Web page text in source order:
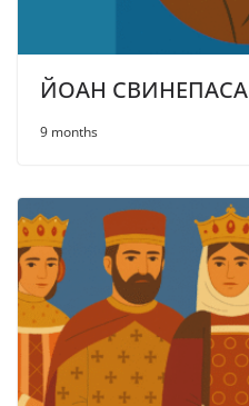
ЙОАН СВИНЕПАСА
9 months